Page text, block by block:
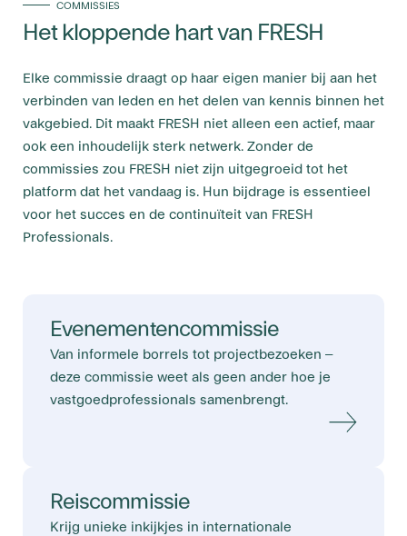
COMMISSIES
Het kloppende hart van FRESH
Elke commissie draagt op haar eigen manier bij aan het
verbinden van leden en het delen van kennis binnen het
vakgebied. Dit maakt FRESH niet alleen een actief, maar
ook een inhoudelijk sterk netwerk. Zonder de
commissies zou FRESH niet zijn uitgegroeid tot het
platform dat het vandaag is. Hun bijdrage is essentieel
voor het succes en de continuïteit van FRESH
Professionals.
Evenementencommissie
Van informele borrels tot projectbezoeken –
deze commissie weet als geen ander hoe je
vastgoedprofessionals samenbrengt.
Reiscommissie
Krijg unieke inkijkjes in internationale